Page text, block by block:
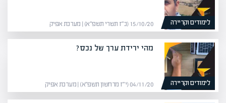
לימודים וקריירה 15/10/20 (כ״ז תשרי תשפ״א) | מערכת אפיק
לימודים וקריירה
מהי ירידת ערך של נכס?
04/11/20 (י״ז מרחשון תשפ״א) | מערכת אפיק